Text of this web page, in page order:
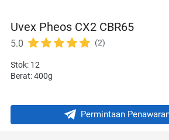
Uvex Pheos CX2 CBR65
5.0 (2)
Stok: 12
Berat: 400g
` Permintaan